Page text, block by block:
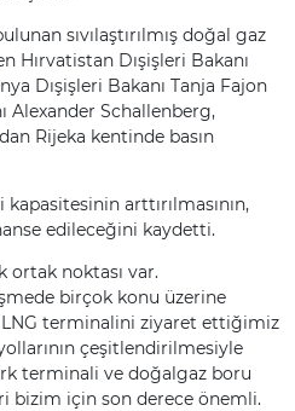
sıvılaştırılmış doğal gaz
Hırvatistan Dışişleri Bakanı
Dışişleri Bakanı Tanja Fajon
Alexander Schallenberg,
Rijeka kentinde basın
arttırılmasının,
edileceğini kaydetti.
ortak noktası var.
birçok konu üzerine
LNG terminalini ziyaret ettiğimiz
çeşitlendirilmesiyle
terminali ve doğalgaz boru
bizim için son derece önemli.